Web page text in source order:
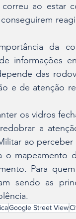
ao estar
da
informações
das
e de atenção
os vidros
a
ao
mapeamento
Para
sendo as
Google Street View